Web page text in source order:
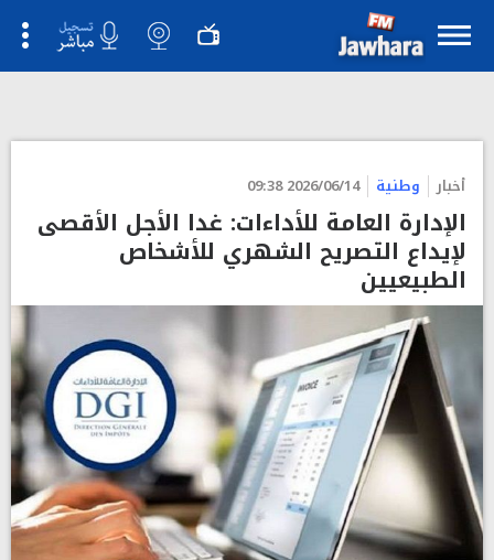
أخبار وطنية 2026/06/14 09:38
الإدارة العامة للأداءات: غدا الأجل الأقصى
لإيداع التصريح الشهري للأشخاص
الطبيعيين